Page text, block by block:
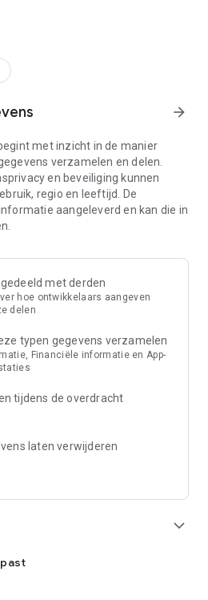
arrow_forward
met inzicht in de manier
verzamelen en delen.
en beveiliging kunnen
regio en leeftijd. De
aangeleverd en kan die in
met derden
hoe ontwikkelaars aangeven
delen
typen gegevens verzamelen
Financiële informatie en App-
tijdens de overdracht
laten verwijderen
expand_more